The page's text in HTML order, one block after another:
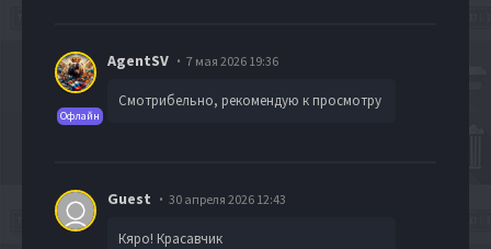
Офлайн
AgentSV 7 мая 2026 19:36
Смотрибельно, рекомендую к просмотру
Guest 30 апреля 2026 12:43
Кяро! Красавчик